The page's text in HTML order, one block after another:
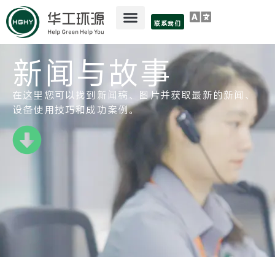
联系我们
新闻与故事
在这里您可以找到新闻稿、图片并获取最新的新闻、
设备使用技巧和成功案例。